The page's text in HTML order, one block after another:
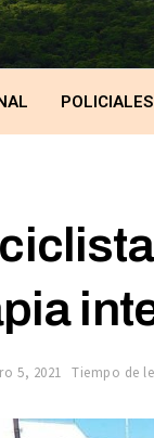
POLICIALES
5, 2021 Tiempo de